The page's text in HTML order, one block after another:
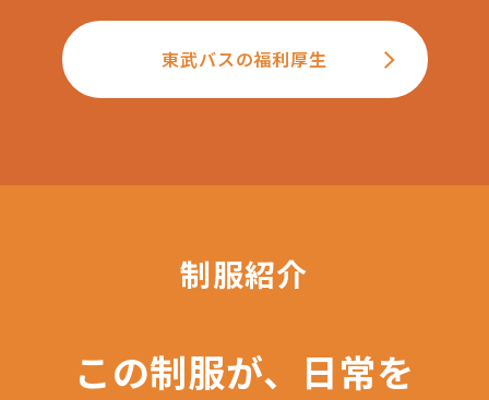
東武バスの福利厚生
制服紹介
この制服が、日常を